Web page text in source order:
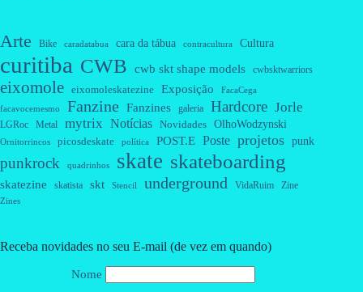
Arte Bike caradatabua cara da tábua contracultura Cultura
curitiba CWB cwb skt shape models cwbsktwarriors
eixomole eixomoleskatezine Exposição FacaCega
facavocemesmo Fanzine Fanzines galeria Hardcore Jorle
LGRoc Metal mytrix Notícias Novidades OlhoWodzynski
Ornitorrincos picosdeskate política POST.E Poste projetos punk
punkrock quadrinhos skate skateboarding
skatezine skatista skt Stencil underground VidaRuim Zine
Zines
Receba novidades no seu E-mail (de vez em quando)
Nome